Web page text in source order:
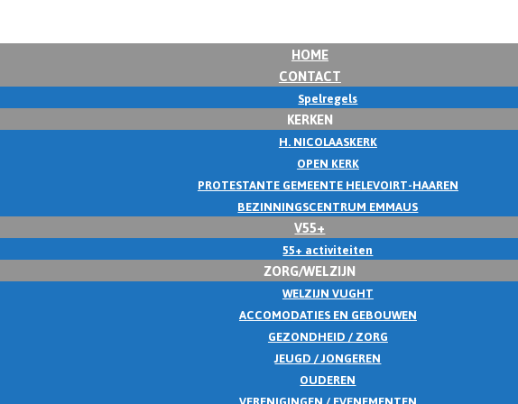
HOME
CONTACT
Spelregels
KERKEN
H. NICOLAASKERK
OPEN KERK
PROTESTANTE GEMEENTE HELEVOIRT-HAAREN
BEZINNINGSCENTRUM EMMAUS
V55+
55+ activiteiten
ZORG/WELZIJN
WELZIJN VUGHT
ACCOMODATIES EN GEBOUWEN
GEZONDHEID / ZORG
JEUGD / JONGEREN
OUDEREN